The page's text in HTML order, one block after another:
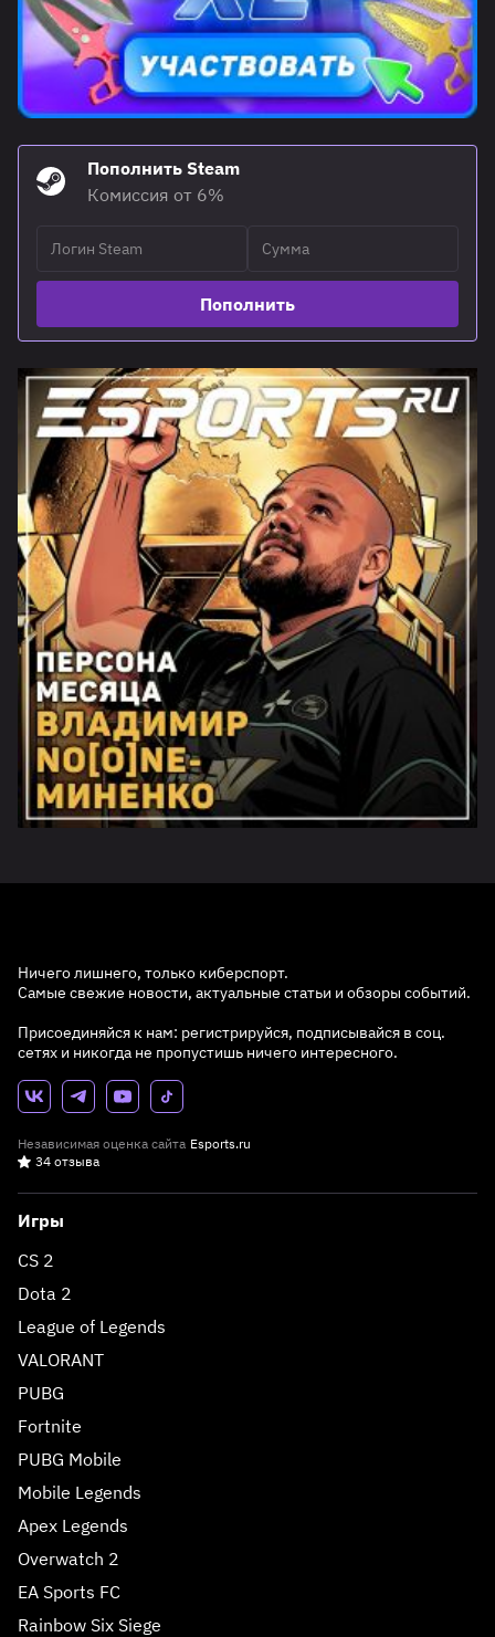
Пополнить Steam
Комиссия от 6%
Пополнить
Ничего лишнего, только киберспорт.
Самые свежие новости, актуальные статьи и обзоры событий.
Присоединяйся к нам: регистрируйся, подписывайся в соц.
сетях и никогда не пропустишь ничего интересного.
Независимая оценка сайта Esports.ru
34 отзыва
Игры
CS 2
Dota 2
League of Legends
VALORANT
PUBG
Fortnite
PUBG Mobile
Mobile Legends
Apex Legends
Overwatch 2
EA Sports FC
Rainbow Six Siege